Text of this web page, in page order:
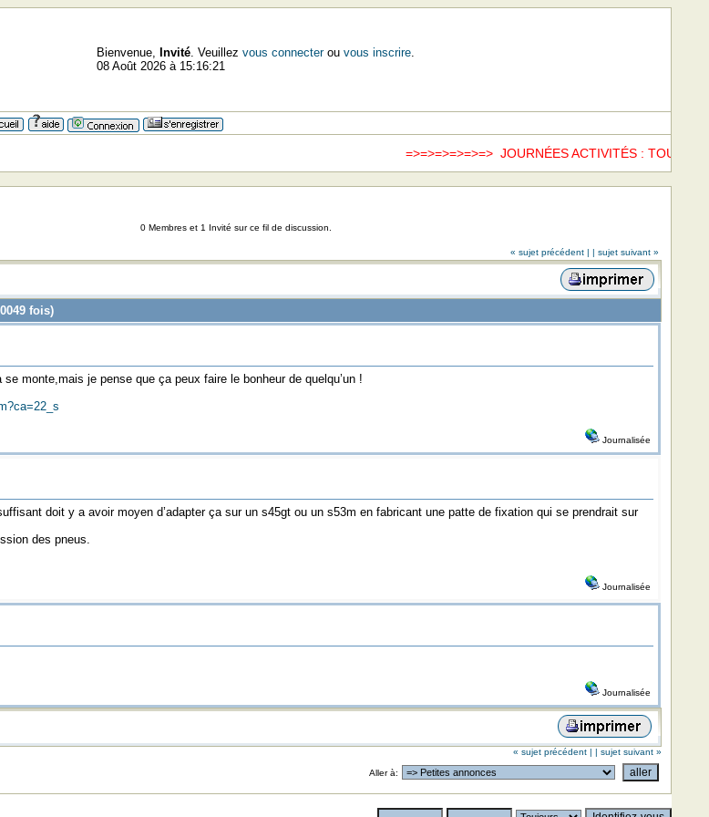
Bienvenue, Invité. Veuillez vous connecterou vous inscrire.
08 Août 2026 à 15:16:21
=>=>=>=>=>=> JOURNÉES ACTIVITÉS : TOUS
0 Membres et 1 Invité sur ce fil de discussion.
« sujet précédent | | sujet suivant »
fois)
monte,mais je pense que ça peux faire le bonheur de quelqu’un !
Journalisée
doit y a avoir moyen d’adapter ça sur un s45gt ou un s53m en fabricant une patte de fixation qui se prendrait sur
des pneus.
Journalisée
Journalisée
« sujet précédent | | sujet suivant »
Aller à: